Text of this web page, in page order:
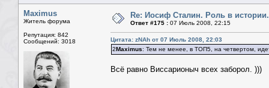
Maximus
Житель форума
Репутация: 842
Сообщений: 3018
Re: Иосиф Сталин. Роль в истории.
Ответ #175 : 07 Июль 2008, 22:15
Цитата: zNAh от 07 Июль 2008, 22:03
2Maximus: Тем не менее, в ТОП5, на четвертом,
Всё равно Виссарионыч всех заборол. )))